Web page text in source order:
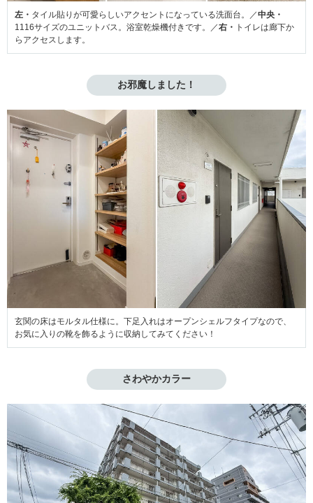
左・ タイル貼りが可愛らしいアクセントになっている洗面台。／中央・
1116サイズのユニットバス。浴室乾燥機付きです。／右・ トイレは廊下か
らアクセスします。
お邪魔しました！
玄関の床はモルタル仕様に。下足入れはオープンシェルフタイプなので、
お気に入りの靴を飾るように収納してみてください！
さわやかカラー